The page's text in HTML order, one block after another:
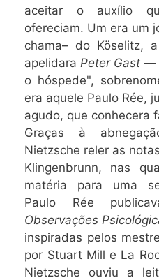
aceitar o auxílio
ofereciam. Um era um
chama– do Köselitz,
apelidara Peter Gast —
o hóspede",
era aquele Paulo Rée,
agudo, que conhecera
Graças à
Nietzsche reler as
Klingenbrunn, nas
matéria para uma
Paulo Rée
Observações
inspiradas pelos
por Stuart Mill e La
Nietzsche ouviu a